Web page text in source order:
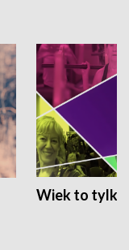
Wiek to tylko